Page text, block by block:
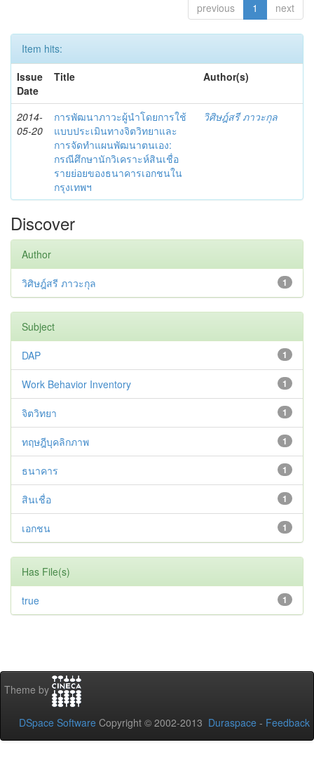
previous 1 next
Item hits:
Issue
Date
Title Author(s)
2014-
05-20
การพัฒนาภาวะผู้นำโดยการใช้
แบบประเมินทางจิตวิทยาและ
การจัดทำแผนพัฒนาตนเอง:
กรณีศึกษานักวิเคราะห์สินเชื่อ
รายย่อยของธนาคารเอกชนใน
กรุงเทพฯ
วิศิษฎ์สรี ภาวะกุล
Discover
Author
1
วิศิษฎ์สรี ภาวะกุล
Subject
1
DAP
1
Work Behavior Inventory
1
จิตวิทยา
1
ทฤษฎีบุคลิกภาพ
1
ธนาคาร
1
สินเชื่อ
1
เอกชน
Has File(s)
1
true
Theme by
DSpace Software Copyright © 2002-2013 Duraspace - Feedback